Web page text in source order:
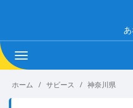
Toggle
navigation
ホーム サビース 神奈川県